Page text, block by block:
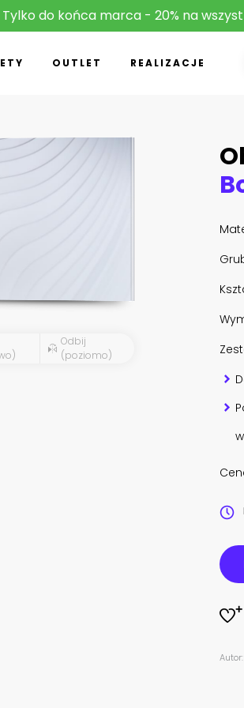
Tylko do końca marca - 20% na
OUTLET REALIZACJE
Odbij
(poziomo)